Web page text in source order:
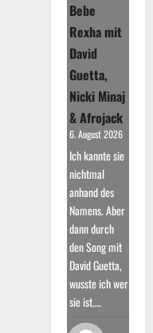
Bebe
Rexha mit
David
Guetta,
Nicki Minaj
& Afrojack
6. August 2026
Ich kannte sie
nichtmal
anhand des
Namens. Aber
dann durch
den Song mit
David Guetta,
wusste ich wer
sie ist.…